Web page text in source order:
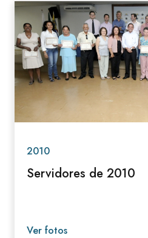
2010
Servidores de 2010
Ver fotos